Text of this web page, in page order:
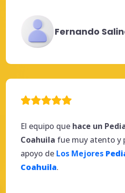
Fernando
El equipo que hace un
Coahuila fue muy atento y
apoyo de Los Mejores
Coahuila.